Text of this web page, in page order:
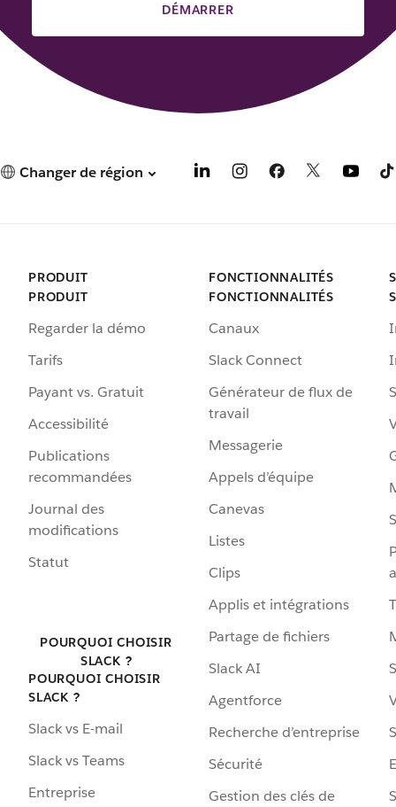
DÉMARRER
Changer de région
PRODUIT
PRODUIT
Regarder la démo
Tarifs
Payant vs. Gratuit
Accessibilité
Publications
recommandées
Journal des
modifications
Statut
POURQUOI CHOISIR
SLACK ?
POURQUOI CHOISIR
SLACK ?
Slack vs E-mail
Slack vs Teams
Entreprise
FONCTIONNALITÉS
FONCTIONNALITÉS
Canaux
Slack Connect
Générateur de flux de
travail
Messagerie
Appels d’équipe
Canevas
Listes
Clips
Applis et intégrations
Partage de fichiers
Slack AI
Agentforce
Recherche d’entreprise
Sécurité
Gestion des clés de